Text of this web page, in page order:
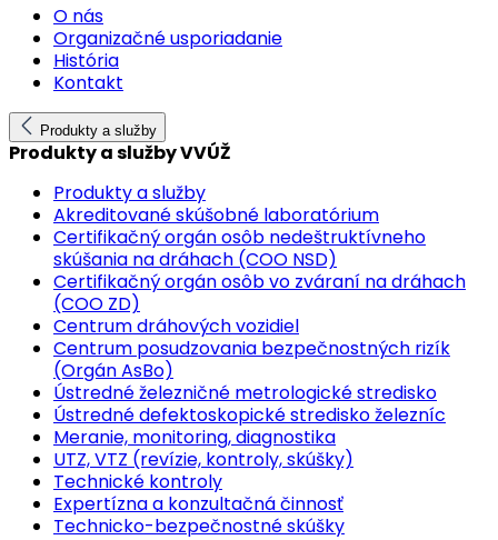
O nás
Organizačné usporiadanie
História
Kontakt
Produkty a služby
Produkty a služby VVÚŽ
Produkty a služby
Akreditované skúšobné laboratórium
Certifikačný orgán osôb nedeštruktívneho
skúšania na dráhach (COO NSD)
Certifikačný orgán osôb vo zváraní na dráhach
(COO ZD)
Centrum dráhových vozidiel
Centrum posudzovania bezpečnostných rizík
(Orgán AsBo)
Ústredné železničné metrologické stredisko
Ústredné defektoskopické stredisko železníc
Meranie, monitoring, diagnostika
UTZ, VTZ (revízie, kontroly, skúšky)
Technické kontroly
Expertízna a konzultačná činnosť
Technicko-bezpečnostné skúšky